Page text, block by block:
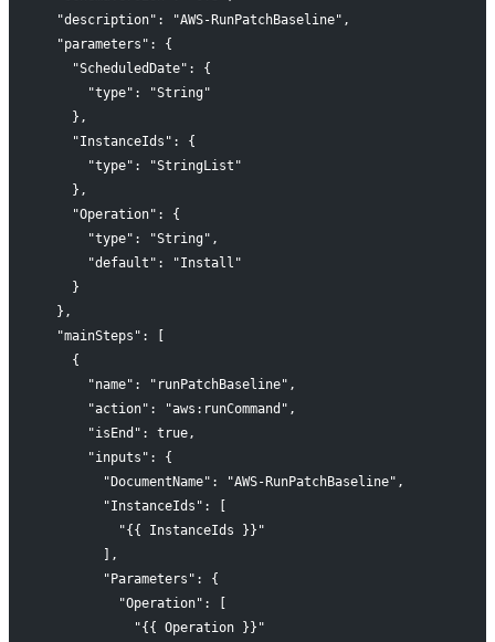
  "description": "AWS-RunPatchBaseline",
  "parameters": {
    "ScheduledDate": {
      "type": "String"
    },
    "InstanceIds": {
      "type": "StringList"
    },
    "Operation": {
      "type": "String",
      "default": "Install"
    }
  },
  "mainSteps": [
    {
      "name": "runPatchBaseline",
      "action": "aws:runCommand",
      "isEnd": true,
      "inputs": {
        "DocumentName": "AWS-RunPatchBaseline",
        "InstanceIds": [
          "{{ InstanceIds }}"
        ],
        "Parameters": {
          "Operation": [
            "{{ Operation }}"